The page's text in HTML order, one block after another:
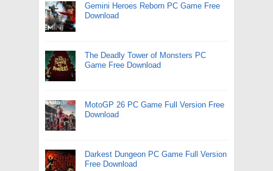
Gemini Heroes Reborn PC Game Free
Download
The Deadly Tower of Monsters PC
Game Free Download
MotoGP 26 PC Game Full Version Free
Download
Darkest Dungeon PC Game Full Version
Free Download